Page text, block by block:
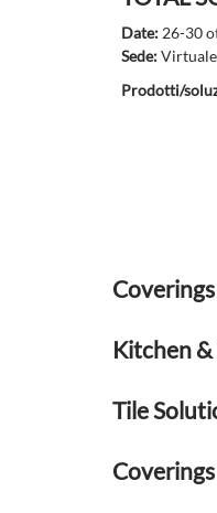
Date: 26-30
Sede:Virtuale
Prodotti/
Kitchen
Tile